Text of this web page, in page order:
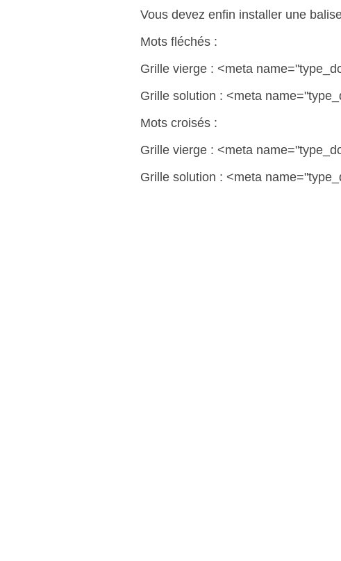
Vous devez enfin installer une
Mots fléchés :
Grille vierge : <meta
Grille solution : <meta
Mots croisés :
Grille vierge : <meta
Grille solution : <meta